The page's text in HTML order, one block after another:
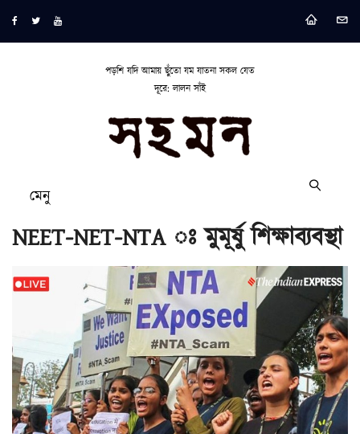
পড়শি যদি আমায় ছুঁতো যম যাতনা সকল যেত
দূরে: লালন সাঁই
মেনু
NEET-NET-NTA ঃ মুমূর্ষু শিক্ষাব্যবস্থা